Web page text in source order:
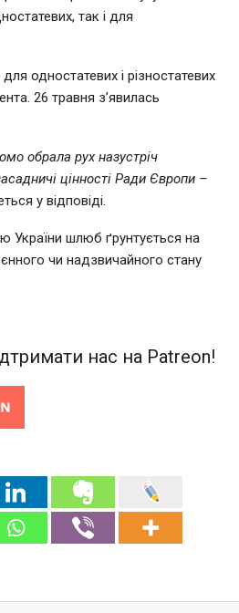
так і для
одностатевих і різностатевих
26 травня з’явилась
обрала рух назустріч
цінності Ради Європи –
у відповіді.
України шлюб ґрунтується на
чи надзвичайного стану
нас на Patreon!